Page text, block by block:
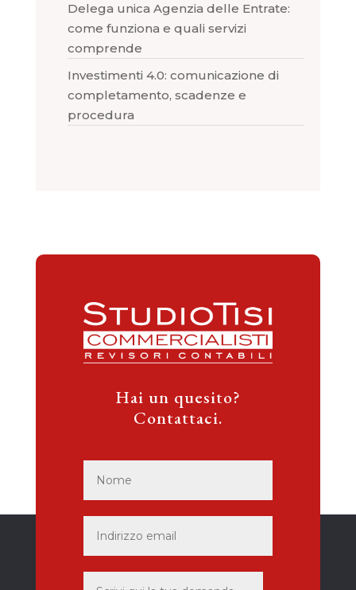
Delega unica Agenzia delle Entrate:
come funziona e quali servizi
comprende
Investimenti 4.0: comunicazione di
completamento, scadenze e
procedura
Hai un quesito?
Contattaci.